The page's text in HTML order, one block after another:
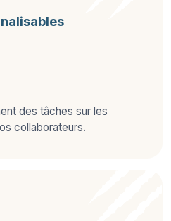
des tâches sur les
collaborateurs.